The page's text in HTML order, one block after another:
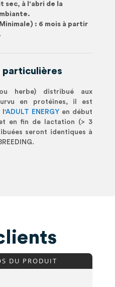
sec, à l'abri de la
: 6 mois à partir
particulières
herbe) distribué aux
en protéines, il est
l'ADULT ENERGYen début
en fin de lactation (> 3
seront identiques à
DU PRODUIT